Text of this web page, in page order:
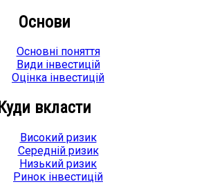
Основи
Основні поняття
Види інвестицій
Оцінка інвестицій
Куди вкласти
Високий ризик
Середній ризик
Низький ризик
Ринок інвестицій